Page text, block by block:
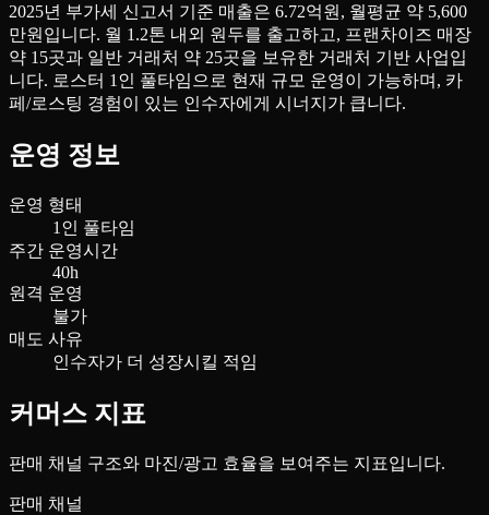
2025년 부가세 신고서 기준 매출은 6.72억원, 월평균 약 5,600
만원입니다. 월 1.2톤 내외 원두를 출고하고, 프랜차이즈 매장
약 15곳과 일반 거래처 약 25곳을 보유한 거래처 기반 사업입
니다. 로스터 1인 풀타임으로 현재 규모 운영이 가능하며, 카
페/로스팅 경험이 있는 인수자에게 시너지가 큽니다.
운영 정보
운영 형태
1인 풀타임
주간 운영시간
40h
원격 운영
불가
매도 사유
인수자가 더 성장시킬 적임
커머스 지표
판매 채널 구조와 마진/광고 효율을 보여주는 지표입니다.
판매 채널